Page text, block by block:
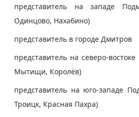
представитель на западе
Одинцово, Нахабино)
представитель в городе Дмитров
представитель на северо-
Мытищи, Королёв)
представитель на юго-западе
Троицк, Красная Пахра)